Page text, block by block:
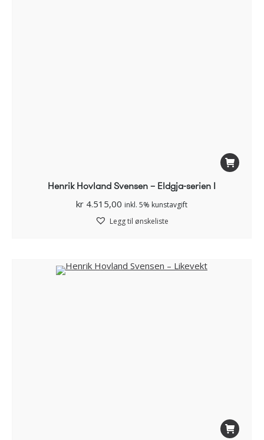
Henrik Hovland Svensen – Eldgja-serien I
kr 4.515,00 inkl. 5% kunstavgift
Legg til ønskeliste